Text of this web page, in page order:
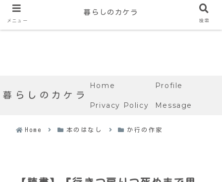
暮らしのカケラ
Home Profile
Privacy Policy Message
Home 本のはなし か行の作家
メニュー
暮らしのカケラ
検索